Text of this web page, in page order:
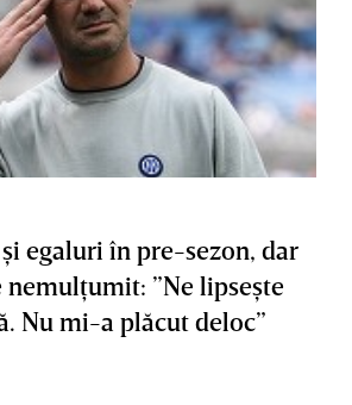
egaluri în pre-sezon, dar
nemulţumit: ”Ne lipseşte
Nu mi-a plăcut deloc”